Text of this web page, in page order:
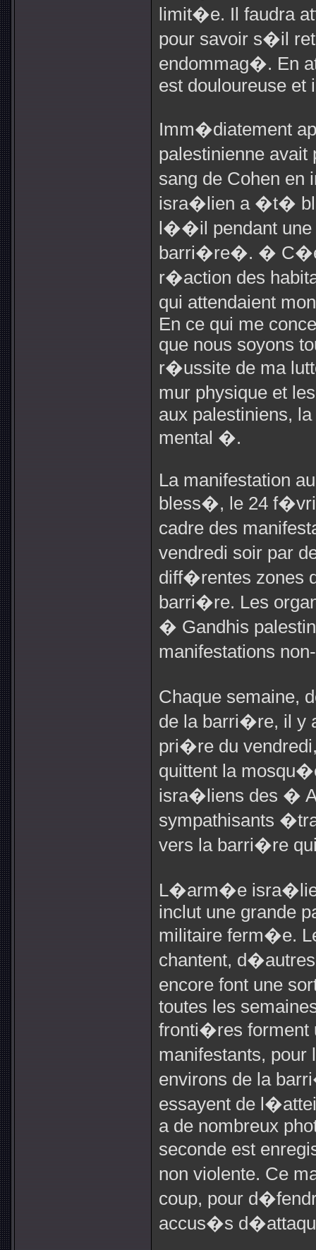
limit�e. Il faudra
pour savoir s�il
endommag�. En
est douloureuse et
Imm�diatement
palestinienne
sang de Cohen en
isra�lien a �t�
l��il pendant une
barri�re�. �
r�action des
qui attendaient
En ce qui me
que nous soyons
r�ussite de ma
mur physique et
aux palestiniens,
mental �.
La manifestation
bless�, le 24
cadre des
vendredi soir par
diff�rentes zones
barri�re. Les
� Gandhis
manifestations
Chaque semaine,
de la barri�re, il y
pri�re du
quittent la
isra�liens des �
sympathisants
vers la barri�re
L�arm�e
inclut une grande
militaire ferm�e.
chantent,
encore font une
toutes les
fronti�res forment
manifestants,
environs de la
essayent de
a de nombreux
seconde est
non violente. Ce
coup, pour
accus�s